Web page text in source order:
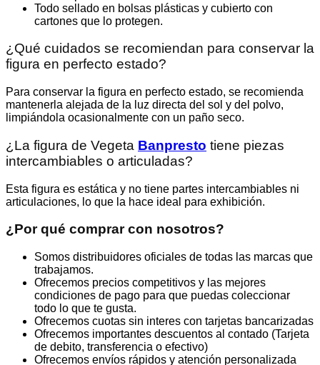
Todo sellado en bolsas plásticas y cubierto con
cartones que lo protegen.
¿Qué cuidados se recomiendan para conservar la
figura en perfecto estado?
Para conservar la figura en perfecto estado, se recomienda
mantenerla alejada de la luz directa del sol y del polvo,
limpiándola ocasionalmente con un paño seco.
¿La figura de Vegeta Banpresto tiene piezas
intercambiables o articuladas?
Esta figura es estática y no tiene partes intercambiables ni
articulaciones, lo que la hace ideal para exhibición.
¿Por qué comprar con nosotros?
Somos distribuidores oficiales de todas las marcas que
trabajamos.
Ofrecemos precios competitivos y las mejores
condiciones de pago para que puedas coleccionar
todo lo que te gusta.
Ofrecemos cuotas sin interes con tarjetas bancarizadas
Ofrecemos importantes descuentos al contado (Tarjeta
de debito, transferencia o efectivo)
Ofrecemos envíos rápidos y atención personalizada